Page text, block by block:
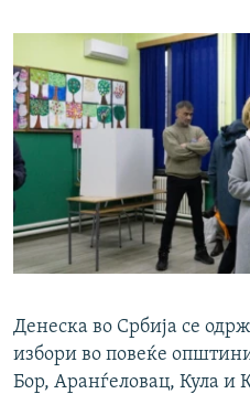
Денеска во Србија се
избори во повеќе
Бор, Аранѓеловац, Кула и